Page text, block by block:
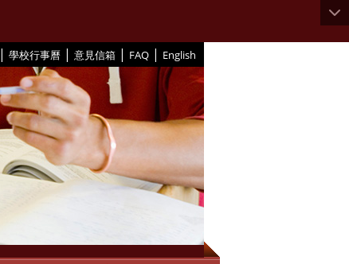
| 學校行事曆 | 意見信箱 | FAQ | English